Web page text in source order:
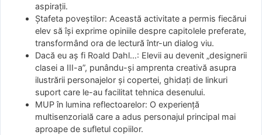
aspirații.
Ștafeta poveștilor: Această activitate a permis fiecărui
elev să își exprime opiniile despre capitolele preferate,
transformând ora de lectură într-un dialog viu.
Dacă eu aș fi Roald Dahl…: Elevii au devenit „designerii
clasei a III-a”, punându-și amprenta creativă asupra
ilustrării personajelor și copertei, ghidați de linkuri
suport care le-au facilitat tehnica desenului.
MUP în lumina reflectoarelor: O experiență
multisenzorială care a adus personajul principal mai
aproape de sufletul copiilor.